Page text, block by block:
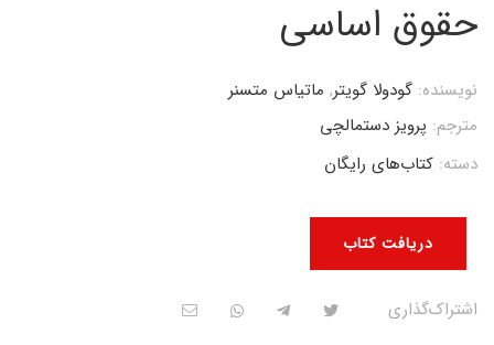
حقوق اساسی
دریافت کتاب
نویسنده: گودولا گویتر, ماتیاس متسنر
مترجم: پرویز دستمالچی
دسته: کتاب‌های رایگان
اشتراک‌گذاری